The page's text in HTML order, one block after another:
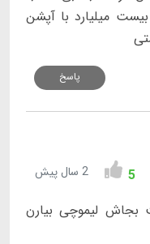
میلیارد با آپشن
پاسخ
5 2 سال پیش
بجاش لیموچی بیارن